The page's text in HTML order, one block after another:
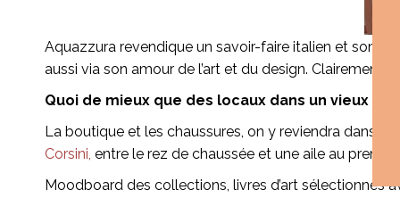
Aquazzura revendique un savoir-faire italien et son
aussi via son amour de l’art et du design. Clairement,
Quoi de mieux que des locaux dans un vieux
La boutique et les chaussures, on y reviendra dans
Corsini, entre le rez de chaussée et une aile au
Moodboard des collections, livres d’art sélectionnés